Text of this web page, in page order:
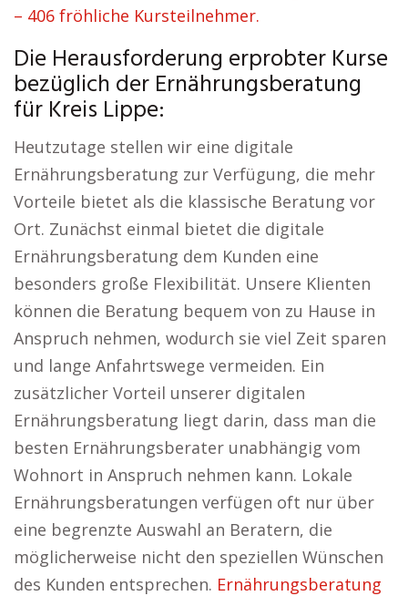
– 406 fröhliche Kursteilnehmer.
Die Herausforderung erprobter Kurse
bezüglich der Ernährungsberatung
für Kreis Lippe:
Heutzutage stellen wir eine digitale
Ernährungsberatung zur Verfügung, die mehr
Vorteile bietet als die klassische Beratung vor
Ort. Zunächst einmal bietet die digitale
Ernährungsberatung dem Kunden eine
besonders große Flexibilität. Unsere Klienten
können die Beratung bequem von zu Hause in
Anspruch nehmen, wodurch sie viel Zeit sparen
und lange Anfahrtswege vermeiden. Ein
zusätzlicher Vorteil unserer digitalen
Ernährungsberatung liegt darin, dass man die
besten Ernährungsberater unabhängig vom
Wohnort in Anspruch nehmen kann. Lokale
Ernährungsberatungen verfügen oft nur über
eine begrenzte Auswahl an Beratern, die
möglicherweise nicht den speziellen Wünschen
des Kunden entsprechen. Ernährungsberatung